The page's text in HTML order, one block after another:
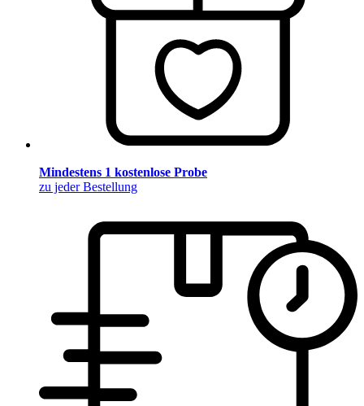
Mindestens 1 kostenlose Probe
zu jeder Bestellung